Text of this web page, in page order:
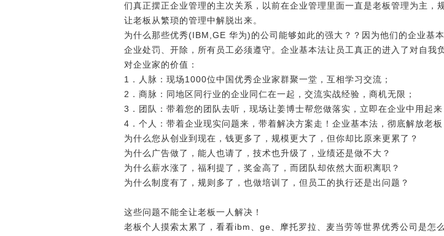
们真正摆正企业管理的主次关系，以前在企业管理里面一直是老板管理为主，
让老板从繁琐的管理中解脱出来。
为什么那些优秀(IBM,GE 华为)的公司能够如此的强大？？因为他们的企业基
企业处罚、开除，所有员工必须遵守。企业基本法让员工真正的进入了对自我
对企业家的价值：
1．人脉：现场1000位中国优秀企业家群聚一堂，互相学习交流；
2．商脉：同地区同行业的企业同仁在一起，交流实战经验，商机无限；
3．团队：带着您的团队去听，现场让姜博士帮您做落实，立即在企业中用起来
4．个人：带着企业现实问题来，带着解决方案走！企业基本法，彻底解放老板
为什么您从创业到现在，钱更多了，规模更大了，但你却比原来更累了？
为什么广告做了，能人也请了，技术也升级了，业绩还是做不大？
为什么薪水涨了，福利提了，奖金高了，而团队却依然大面积离职？
为什么制度有了，规则多了，也做培训了，但员工的执行还是出问题？
这些问题不能全让老板一人解决！
老板个人摸索太累了，看看ibm、ge、摩托罗拉、麦当劳等世界优秀公司是怎